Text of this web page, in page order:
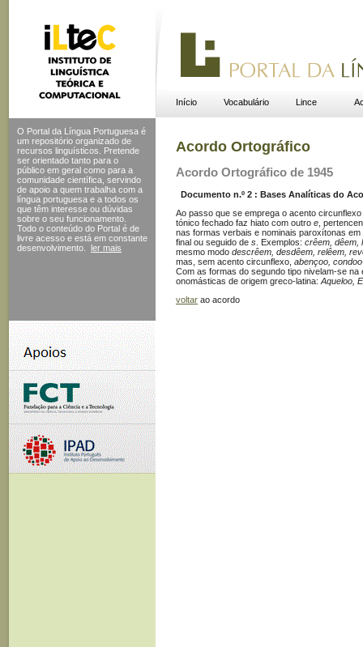
Início Vocabulário Lince
O Portal da Língua Portuguesa é
um repositório organizado de
recursos linguísticos. Pretende
ser orientado tanto para o
público em geral como para a
comunidade científica, servindo
de apoio a quem trabalha com a
língua portuguesa e a todos os
que têm interesse ou dúvidas
sobre o seu funcionamento.
Todo o conteúdo do Portal é de
livre acesso e está em constante
desenvolvimento.
ler mais
Acordo Ortográfico
Acordo Ortográfico de 1945
Documento n.º 2 : Bases Analíticas do
Ao passo que se emprega o acento
tónico fechado faz hiato com outro e ,
nas formas verbais e nominais paroxítonas
final ou seguido de s . Exemplos: crêem, dêem,
mesmo modo descrêem, desdêem, relêem,
mas, sem acento circunflexo, abençoo,
Com as formas do segundo tipo nivelam-se
onomásticas de origem greco-latina: Aqueloo,
voltar ao acordo